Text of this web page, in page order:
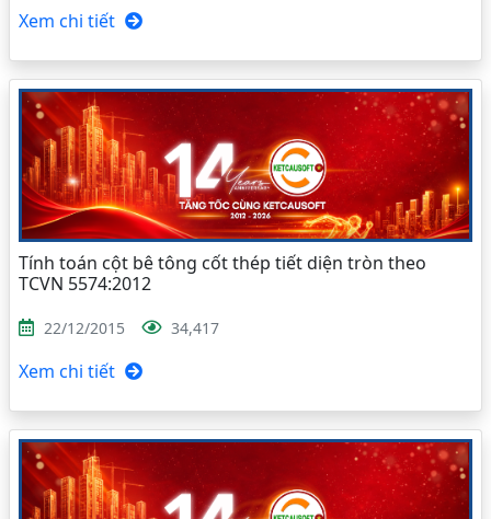
Xem chi tiết
Tính toán cột bê tông cốt thép tiết diện tròn theo
TCVN 5574:2012
22/12/2015 34,417
Xem chi tiết